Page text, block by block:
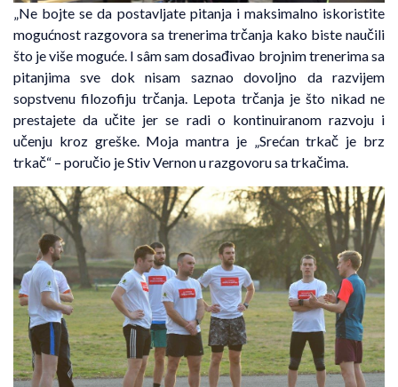
„Ne bojte se da postavljate pitanja i maksimalno iskoristite
mogućnost razgovora sa trenerima trčanja kako biste naučili
što je više moguće. I sâm sam dosađivao brojnim trenerima sa
pitanjima sve dok nisam saznao dovoljno da razvijem
sopstvenu filozofiju trčanja. Lepota trčanja je što nikad ne
prestajete da učite jer se radi o kontinuiranom razvoju i
učenju kroz greške. Moja mantra je „Srećan trkač je brz
trkač“ – poručio je Stiv Vernon u razgovoru sa trkačima.